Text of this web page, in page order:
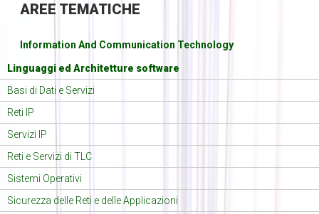
AREE TEMATICHE
Information And Communication Technology
Linguaggi ed Architetture software
Basi di Dati e Servizi
Reti IP
Servizi IP
Reti e Servizi di TLC
Sistemi Operativi
Sicurezza delle Reti e delle Applicazioni